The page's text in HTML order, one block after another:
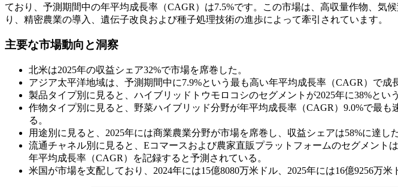
ており、予測期間中の年平均成長率（CAGR）は7.5%です。この市場は、高収量作物、気
り、精密農業の導入、遺伝子改良および種子処理技術の進歩によって牽引されています。
主要な市場動向と洞察
北米は2025年の収益シェア32%で市場を席巻した。
アジア太平洋地域は、予測期間中に7.9%という最も高い年平均成長率（CAGR）で成
製品タイプ別に見ると、ハイブリッドトウモロコシのセグメントが2025年に38%とい
作物タイプ別に見ると、野菜ハイブリッド分野が年平均成長率（CAGR）9.0%で最も
る。
用途別に見ると、2025年には商業農業分野が市場を席巻し、収益シェアは58%に達した
流通チャネル別に見ると、Eコマースおよび農家直販プラットフォームのセグメント
年平均成長率（CAGR）を記録すると予測されている。
米国が市場を支配しており、2024年には15億8080万米ドル、2025年には16億9256万米